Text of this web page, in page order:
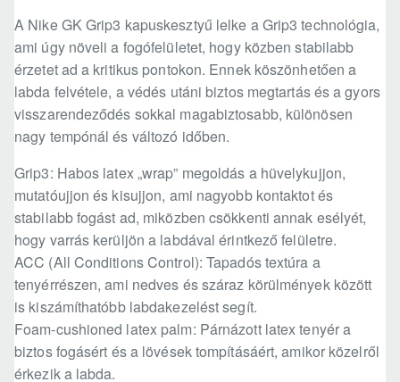
A Nike GK Grip3 kapuskesztyű lelke a Grip3 technológia,
ami úgy növeli a fogófelületet, hogy közben stabilabb
érzetet ad a kritikus pontokon. Ennek köszönhetően a
labda felvétele, a védés utáni biztos megtartás és a gyors
visszarendeződés sokkal magabiztosabb, különösen
nagy tempónál és változó időben.
Grip3: Habos latex „wrap” megoldás a hüvelykujjon,
mutatóujjon és kisujjon, ami nagyobb kontaktot és
stabilabb fogást ad, miközben csökkenti annak esélyét,
hogy varrás kerüljön a labdával érintkező felületre.
ACC (All Conditions Control): Tapadós textúra a
tenyérrészen, ami nedves és száraz körülmények között
is kiszámíthatóbb labdakezelést segít.
Foam-cushioned latex palm: Párnázott latex tenyér a
biztos fogásért és a lövések tompításáért, amikor közelről
érkezik a labda.